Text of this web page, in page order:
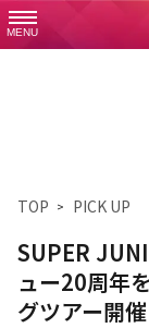
MENU
TOP PICK UP
SUPER
ュー20周年
グツアー開催